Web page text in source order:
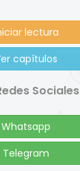
lectura
capítulos
Sociales
Whatsapp
Telegram